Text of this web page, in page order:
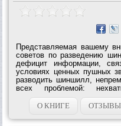
Представляемая вашему
советов по разведению
дефицит информации,
условиях ценных пушных
разводить шиншилл,
всех проблемой:
разведению и уходу за
вполне конкретна: помочь...
О КНИГЕ ОТЗЫВЫ